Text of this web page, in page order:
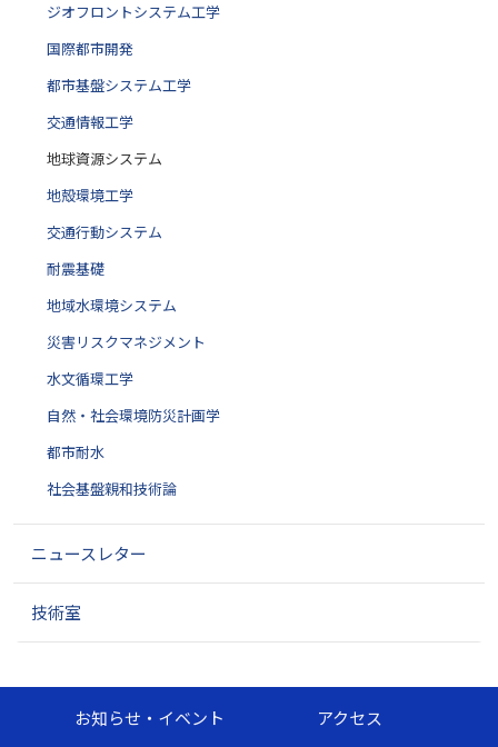
ジオフロントシステム工学
国際都市開発
都市基盤システム工学
交通情報工学
地球資源システム
地殻環境工学
交通行動システム
耐震基礎
地域水環境システム
災害リスクマネジメント
水文循環工学
自然・社会環境防災計画学
都市耐水
社会基盤親和技術論
ニュースレター
技術室
お知らせ・イベント
アクセス